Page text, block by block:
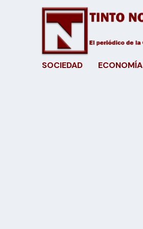
SOCIEDAD ECONOMÍA